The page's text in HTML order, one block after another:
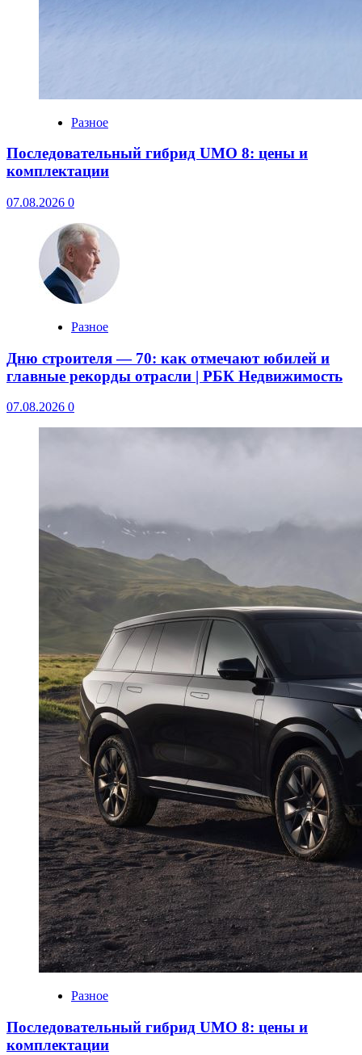
Разное
Последовательный гибрид UMO 8: цены и
комплектации
07.08.2026 0
Разное
Дню строителя — 70: как отмечают юбилей и
главные рекорды отрасли | РБК Недвижимость
07.08.2026 0
Разное
Последовательный гибрид UMO 8: цены и
комплектации